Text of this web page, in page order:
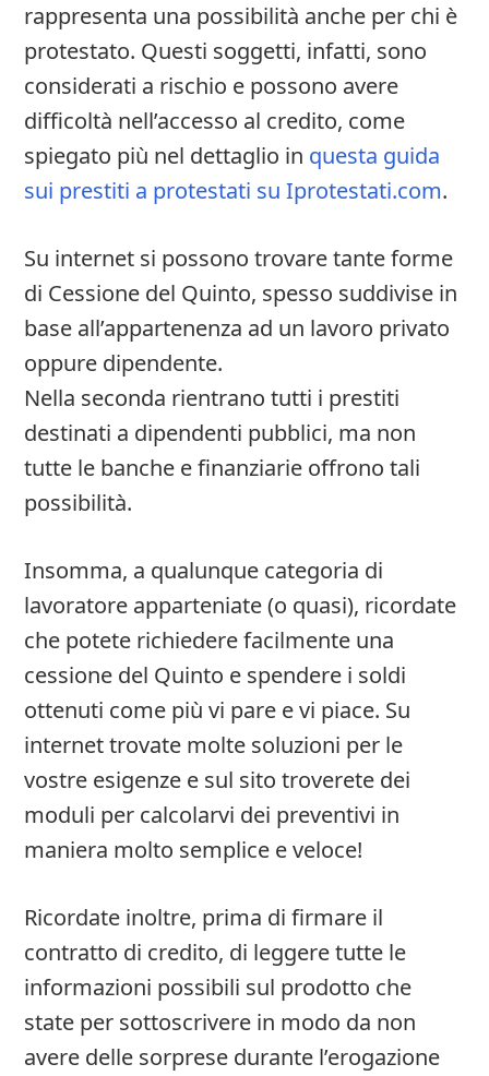
rappresenta una possibilità anche per chi è
protestato. Questi soggetti, infatti, sono
considerati a rischio e possono avere
difficoltà nell’accesso al credito, come
spiegato più nel dettaglio in questa guida
sui prestiti a protestati su Iprotestati.com.
Su internet si possono trovare tante forme
di Cessione del Quinto, spesso suddivise in
base all’appartenenza ad un lavoro privato
oppure dipendente.
Nella seconda rientrano tutti i prestiti
destinati a dipendenti pubblici, ma non
tutte le banche e finanziarie offrono tali
possibilità.
Insomma, a qualunque categoria di
lavoratore apparteniate (o quasi), ricordate
che potete richiedere facilmente una
cessione del Quinto e spendere i soldi
ottenuti come più vi pare e vi piace. Su
internet trovate molte soluzioni per le
vostre esigenze e sul sito troverete dei
moduli per calcolarvi dei preventivi in
maniera molto semplice e veloce!
Ricordate inoltre, prima di firmare il
contratto di credito, di leggere tutte le
informazioni possibili sul prodotto che
state per sottoscrivere in modo da non
avere delle sorprese durante l’erogazione